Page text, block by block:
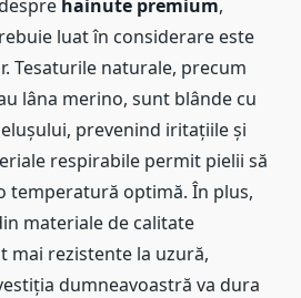
hainute premium,
luat în considerare este
Tesaturile naturale, precum
lâna merino, sunt blânde cu
prevenind iritațiile și
respirabile permit pielii să
temperatură optimă. În plus,
materiale de calitate
mai rezistente la uzură,
dumneavoastră va dura